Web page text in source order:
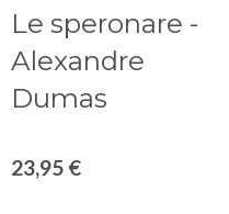
Le speronare -
Alexandre
Dumas
23,95 €